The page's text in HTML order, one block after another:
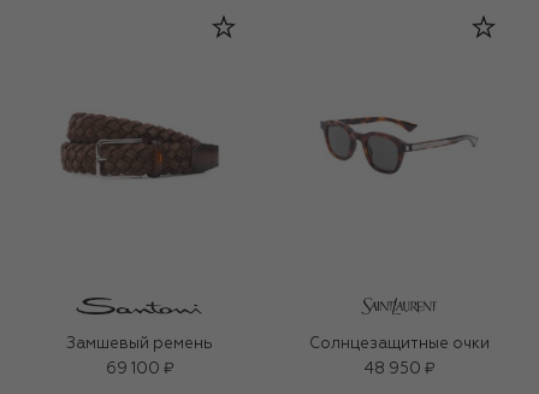
Замшевый ремень
69 100 ₽
Солнцезащитные очки
48 950 ₽